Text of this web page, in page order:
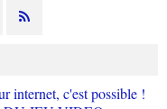
internet, c'est possible !